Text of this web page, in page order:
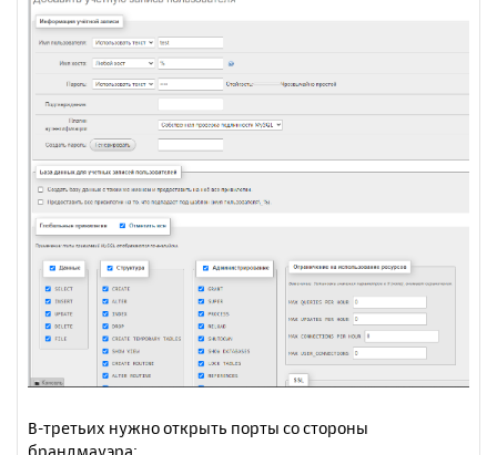
В-третьих нужно открыть порты со стороны